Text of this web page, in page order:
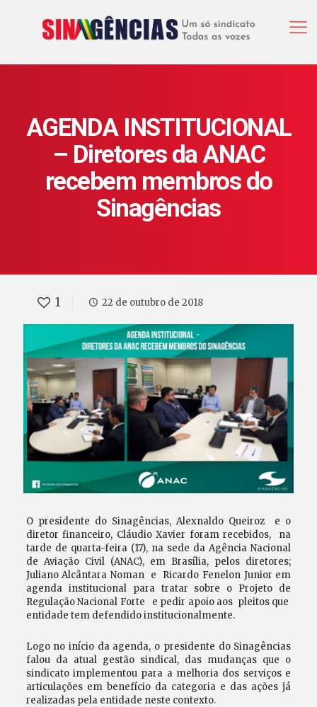
AGENDA INSTITUCIONAL
– Diretores da ANAC
recebem membros do
Sinagências
1 22 de outubro de 2018
O presidente do Sinagências, Alexnaldo Queiroz e o
diretor financeiro, Cláudio Xavier foram recebidos, na
tarde de quarta-feira (17), na sede da Agência Nacional
de Aviação Civil (ANAC), em Brasília, pelos diretores;
Juliano Alcântara Noman e Ricardo Fenelon Junior em
agenda institucional para tratar sobre o Projeto de
Regulação Nacional Forte e pedir apoio aos pleitos que
entidade tem defendido institucionalmente.
Logo no início da agenda, o presidente do Sinagências
falou da atual gestão sindical, das mudanças que o
sindicato implementou para a melhoria dos serviços e
articulações em benefício da categoria e das ações já
realizadas pela entidade neste contexto.